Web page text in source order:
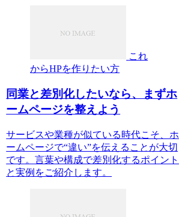
これ
からHPを作りたい方
同業と差別化したいなら、まずホ
ームページを整えよう
サービスや業種が似ている時代こそ、ホ
ームページで“違い”を伝えることが大切
です。言葉や構成で差別化するポイント
と実例をご紹介します。